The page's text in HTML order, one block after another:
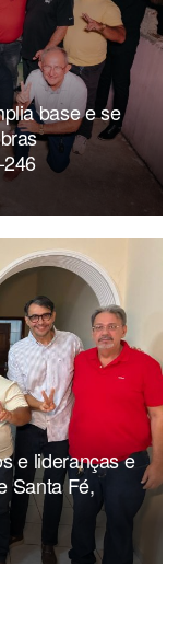
base e se
e lideranças e
Santa Fé,